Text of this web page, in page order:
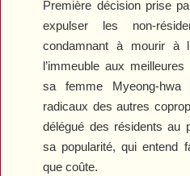
Première décision prise
expulser les non-
condamnant à mourir à
l’immeuble aux
sa femme Myeong-
radicaux des autres
délégué des résidents au
sa popularité, qui entend
que coûte.